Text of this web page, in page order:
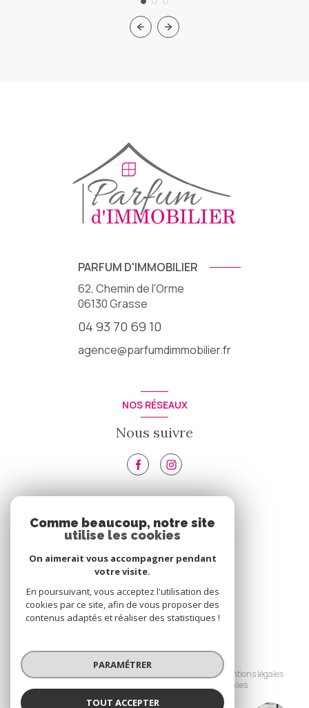
PARFUM D'IMMOBILIER
62, Chemin de l'Orme
06130Grasse
04 93 70 69 10
agence@parfumdimmobilier.fr
NOS RÉSEAUX
Nous suivre
VOTRE ESPACE
Espace propriétaire
© 2026 | Tous droits réservés
Mentions légales
Cookies
Comme beaucoup, notre site
utilise les cookies
On aimerait vous accompagner pendant
votre visite.
En poursuivant, vous acceptez l'utilisation des
cookies par ce site, afin de vous proposer des
contenus adaptés et réaliser des statistiques !
PARAMÉTRER
TOUT ACCEPTER